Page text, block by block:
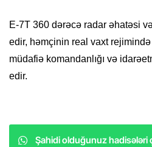
E-7T 360 dərəcə radar əhatəsi
edir, həmçinin real vaxt
müdafiə komandanlığı və
edir.
Şahidi olduğunuz hadisələri